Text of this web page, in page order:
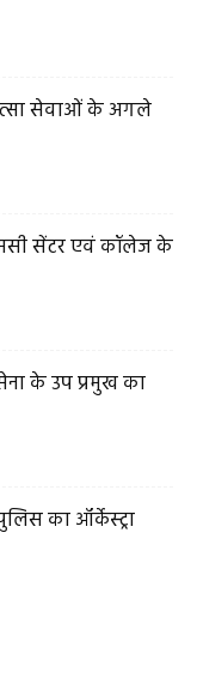
सेवाओं के अगले
सेंटर एवं कॉलेज के
के उप प्रमुख का
का ऑर्केस्ट्रा